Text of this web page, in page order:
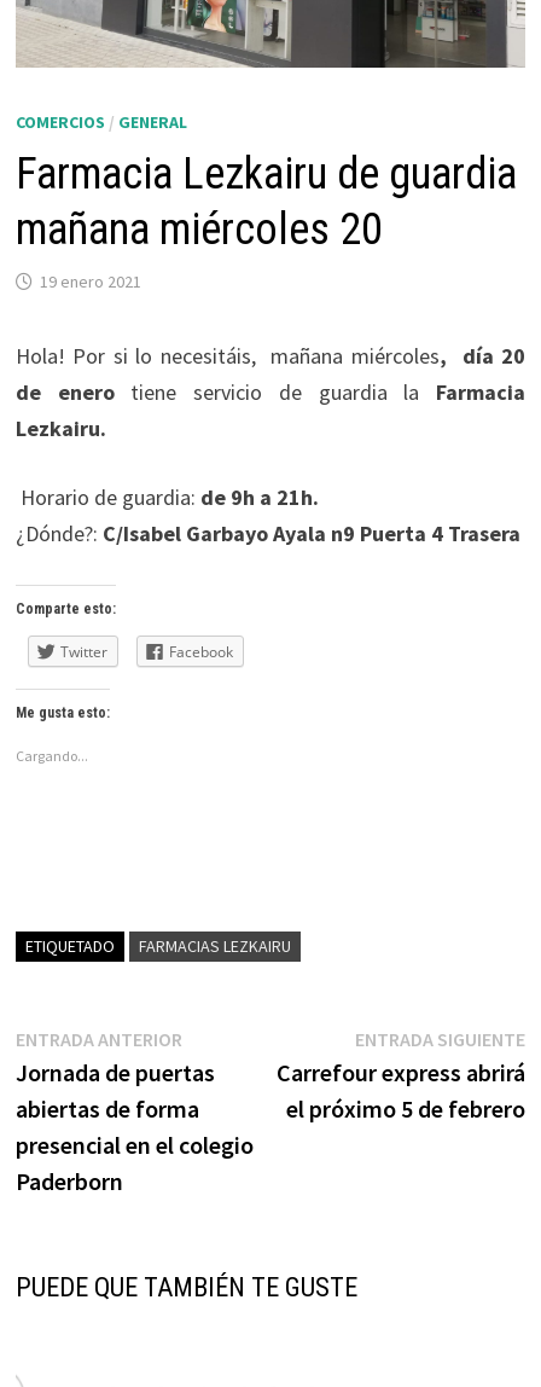
COMERCIOS / GENERAL
Farmacia Lezkairu de guardia
mañana miércoles 20
19 enero 2021
Hola! Por si lo necesitáis, mañana miércoles, día 20
de enero tiene servicio de guardia la Farmacia
Lezkairu.
Horario de guardia: de 9h a 21h.
¿Dónde?: C/Isabel Garbayo Ayala n9 Puerta 4 Trasera
Comparte esto:
Twitter Facebook
Me gusta esto:
Cargando...
ETIQUETADO FARMACIAS LEZKAIRU
Navegación
de
entradas
ENTRADA ANTERIOREntrada
anterior:
Jornada de puertas
abiertas de forma
presencial en el colegio
Paderborn
ENTRADA SIGUIENTE
Carrefour express abrirá
el próximo 5 de febrero
PUEDE QUE TAMBIÉN TE GUSTE